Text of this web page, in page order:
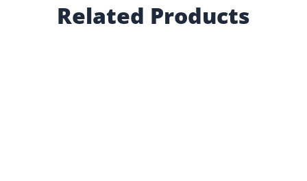
Related Products